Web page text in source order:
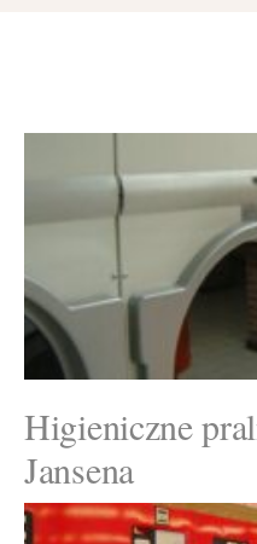
Higieniczne
Jansena